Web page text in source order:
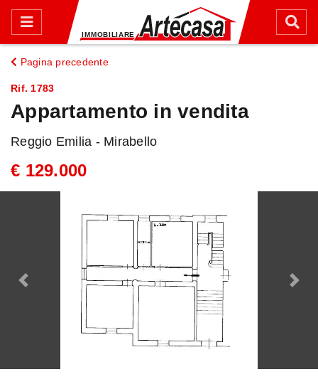
Rif. 1783
Appartamento in vendita
Pagina precedente
Reggio Emilia - Mirabello
€ 129.000